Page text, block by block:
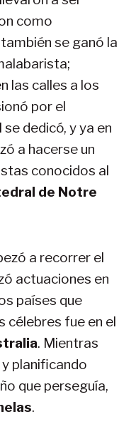
como
también se ganó la
las calles a los
por el
se dedicó, y ya en
a hacerse un
conocidos al
de Notre
a recorrer el
actuaciones en
países que
célebres fue en el
. Mientras
planificando
que perseguía,
.